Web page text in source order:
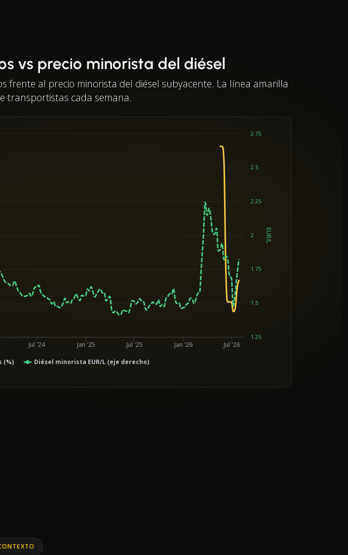
vs precio minorista del diésel
frente al precio minorista del diésel subyacente. La línea amarilla
transportistas cada semana.
EUR/L
(%) Diésel minorista EUR/L (eje derecho)
Jul '24 Jan '25 Jul '25 Jan '26 Jul '26
1.25
1.5
1.75
2
2.25
2.5
2.75